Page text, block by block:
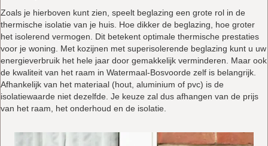
Zoals je hierboven kunt zien, speelt beglazing een grote rol in de
thermische isolatie van je huis. Hoe dikker de beglazing, hoe groter
het isolerend vermogen. Dit betekent optimale thermische prestaties
voor je woning. Met kozijnen met superisolerende beglazing kunt u uw
energieverbruik het hele jaar door gemakkelijk verminderen. Maar ook
de kwaliteit van het raam in Watermaal-Bosvoorde zelf is belangrijk.
Afhankelijk van het materiaal (hout, aluminium of pvc) is de
isolatiewaarde niet dezelfde. Je keuze zal dus afhangen van de prijs
van het raam, het onderhoud en de isolatie.